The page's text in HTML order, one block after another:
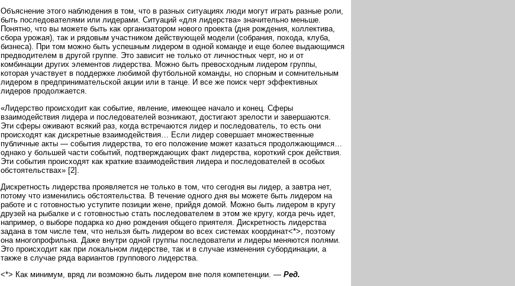
Объяснение этого наблюдения в том, что в разных ситуациях люди могут играть разные роли,
быть последователями или лидерами. Ситуаций «для лидерства» значительно меньше.
Понятно, что вы можете быть как организатором нового проекта (дня рождения, коллектива,
сбора урожая), так и рядовым участником действующей модели (собрания, похода, клуба,
бизнеса). При том можно быть успешным лидером в одной команде и еще более выдающимся
предводителем в другой группе. Это зависит не только от личностных черт, но и от
комбинации других элементов лидерства. Можно быть превосходным лидером группы,
которая участвует в поддержке любимой футбольной команды, но спорным и сомнительным
лидером в предпринимательской акции или в танце. И все же поиск черт эффективных
лидеров продолжается.
«Лидерство происходит как событие, явление, имеющее начало и конец. Сферы
взаимодействия лидера и последователей возникают, достигают зрелости и завершаются.
Эти сферы оживают всякий раз, когда встречаются лидер и последователь, то есть они
происходят как дискретные взаимодействия… Если лидер совершает множественные
публичные акты — события лидерства, то его положение может казаться продолжающимся…
однако у большей части событий, подтверждающих факт лидерства, короткий срок действия.
Эти события происходят как краткие взаимодействия лидера и последователей в особых
обстоятельствах» [2].
Дискретность лидерства проявляется не только в том, что сегодня вы лидер, а завтра нет,
потому что изменились обстоятельства. В течение одного дня вы можете быть лидером на
работе и с готовностью уступите позиции жене, прийдя домой. Можно быть лидером в кругу
друзей на рыбалке и с готовностью стать последователем в этом же кругу, когда речь идет,
например, о выборе подарка ко дню рождения общего приятеля. Дискретность лидерства
задана в том числе тем, что нельзя быть лидером во всех системах координат<*>, поэтому
она многопрофильна. Даже внутри одной группы последователи и лидеры меняются полями.
Это происходит как при локальном лидерстве, так и в случае изменения субординации, а
также в случае ряда вариантов группового лидерства.
<*> Как минимум, вряд ли возможно быть лидером вне поля компетенции. — Ред.